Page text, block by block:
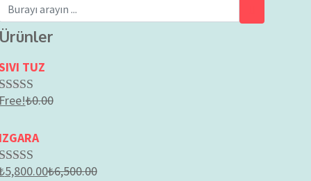
Ürünler
TUZ
5
Free!₺0.00
IZGARA
5,800.00₺6,500.00